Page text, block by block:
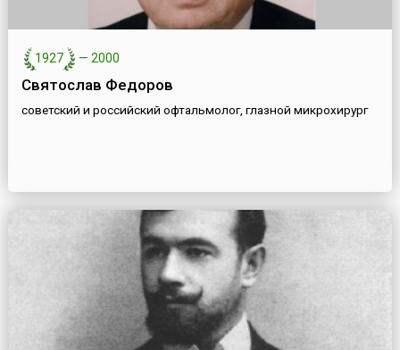
1927 — 2000
Святослав Федоров
советский и российский офтальмолог, глазной микрохирург